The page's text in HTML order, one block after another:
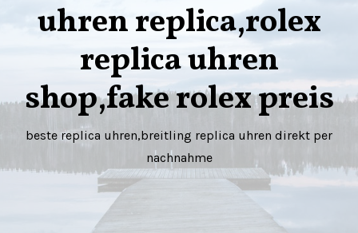
uhren replica,rolex
replica uhren
shop,fake rolex preis
beste replica uhren,breitling replica uhren direkt per
nachnahme